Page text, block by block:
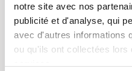
notre site avec nos
publicité et d'analyse, qui
avec d'autres informations
ou qu'ils ont collectées lors